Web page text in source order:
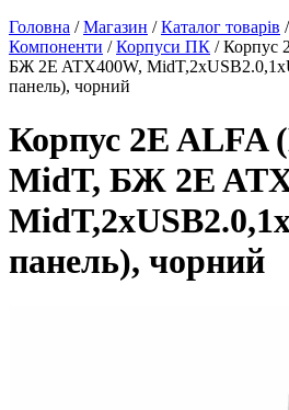
Головна /Магазин /Каталог товарів /
Компоненти /Корпуси ПК / Корпус
БЖ 2E ATX400W,
панель), чорний
Корпус 2E ALFA
MidT, БЖ 2E
панель), чорний